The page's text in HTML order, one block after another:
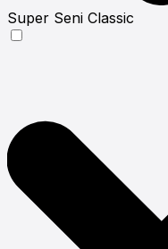
Super Seni Classic